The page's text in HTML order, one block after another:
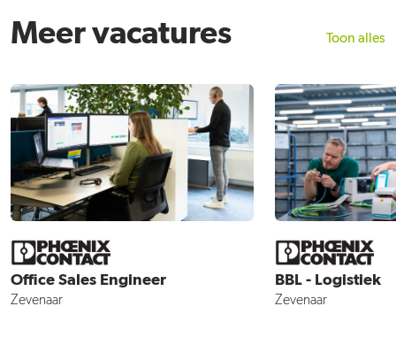
Meer vacatures Toon alles
Office Sales Engineer
Zevenaar
BBL - Logistiek
Zevenaar